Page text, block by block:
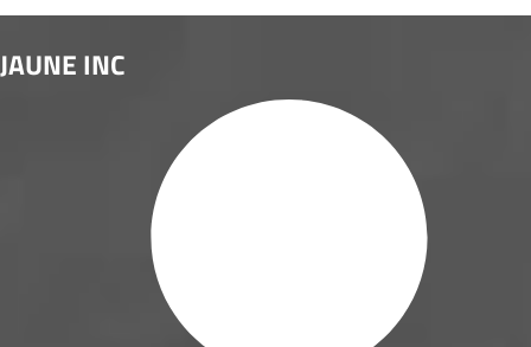
JAUNE INC